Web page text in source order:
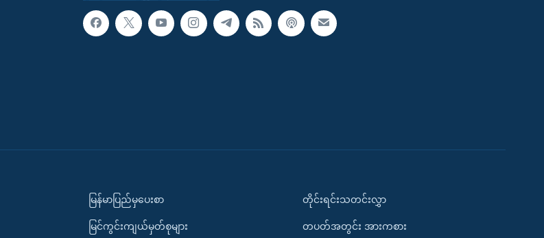
မြန်မာပြည်မှပေးစာ
မြင်ကွင်းကျယ်မှတ်စုများ
တိုင်းရင်းသတင်းလွှာ
တပတ်အတွင်း အားကစား